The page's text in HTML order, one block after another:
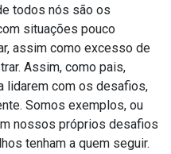
todos nós são os
situações pouco
assim como excesso de
Assim, como pais,
lidarem com os desafios,
Somos exemplos, ou
nossos próprios desafios
tenham a quem seguir.